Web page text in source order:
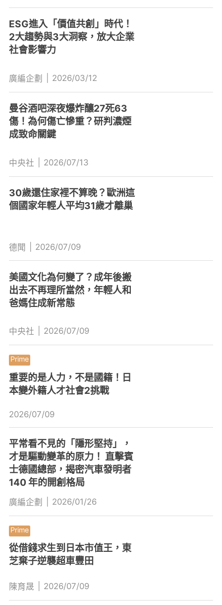
ESG進入「價值共創」時代！
2大趨勢與3大洞察，放大企業
社會影響力
廣編企劃 2026/03/12
曼谷酒吧深夜爆炸釀27死63
傷！為何傷亡慘重？研判濃煙
成致命關鍵
中央社 2026/07/13
30歲還住家裡不算晚？歐洲這
個國家年輕人平均31歲才離巢
德聞 2026/07/09
美國文化為何變了？成年後搬
出去不再理所當然，年輕人和
爸媽住成新常態
中央社 2026/07/09
重要的是人力，不是國籍！日
本變外籍人才社會2挑戰
2026/07/09
平常看不見的「隱形堅持」，
才是驅動變革的原力！ 直擊賓
士德國總部，揭密汽車發明者
140 年的開創格局
廣編企劃 2026/01/26
從借錢求生到日本市值王，東
芝棄子逆襲超車豐田
陳育晟 2026/07/09